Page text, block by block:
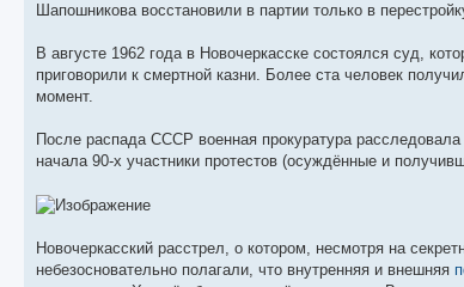
Шапошникова восстановили в партии только в
В августе 1962 года в Новочеркасске состоялся суд,
приговорили к смертной казни. Более ста человек
момент.
После распада СССР военная прокуратура
начала 90-х участники протестов (осуждённые и
Новочеркасский расстрел, о котором, несмотря на
небезосновательно полагали, что внутренняя и внешняя